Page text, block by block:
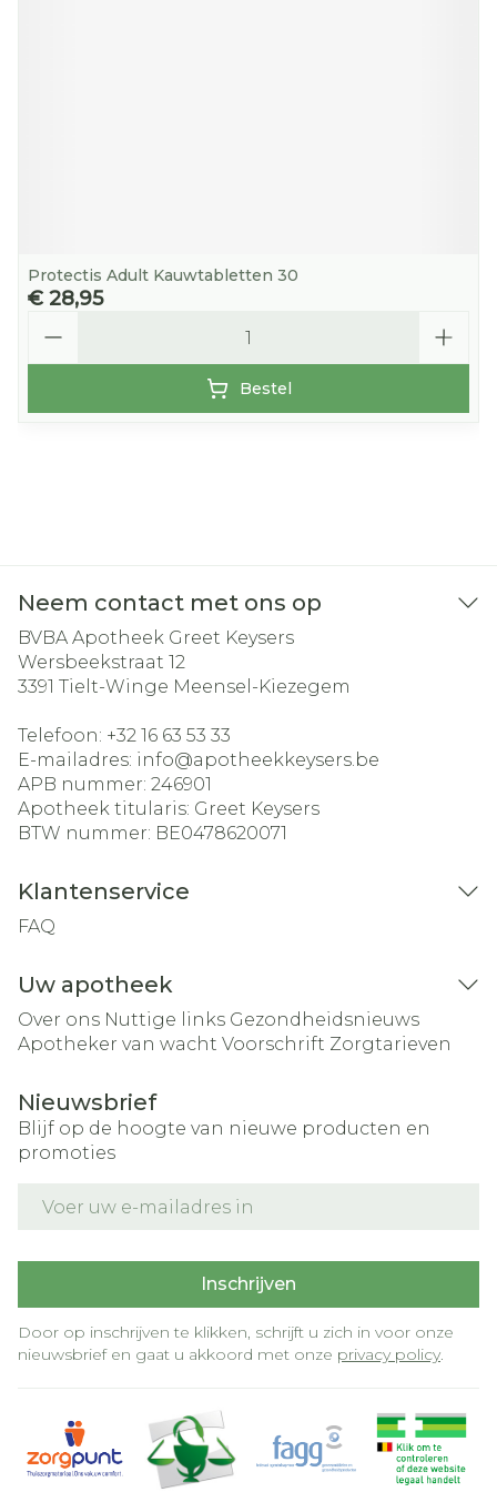
Protectis Adult Kauwtabletten 30
€ 28,95
Bestel
Neem contact met ons op
BVBA Apotheek Greet Keysers
Wersbeekstraat 12
3391 Tielt-Winge Meensel-Kiezegem
Telefoon: +32 16 63 53 33
E-mailadres: info@apotheekkeysers.be
APB nummer: 246901
Apotheek titularis: Greet Keysers
BTW nummer: BE0478620071
Klantenservice
FAQ
Uw apotheek
Over ons Nuttige links Gezondheidsnieuws
Apotheker van wacht Voorschrift Zorgtarieven
Nieuwsbrief
Blijf op de hoogte van nieuwe producten en
promoties
Inschrijven
Door op inschrijven te klikken, schrijft u zich in voor onze
nieuwsbrief en gaat u akkoord met onze privacy policy.